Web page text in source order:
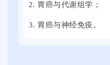
2. 胃癌与代谢组学 ；
3. 胃癌与神经免疫 。